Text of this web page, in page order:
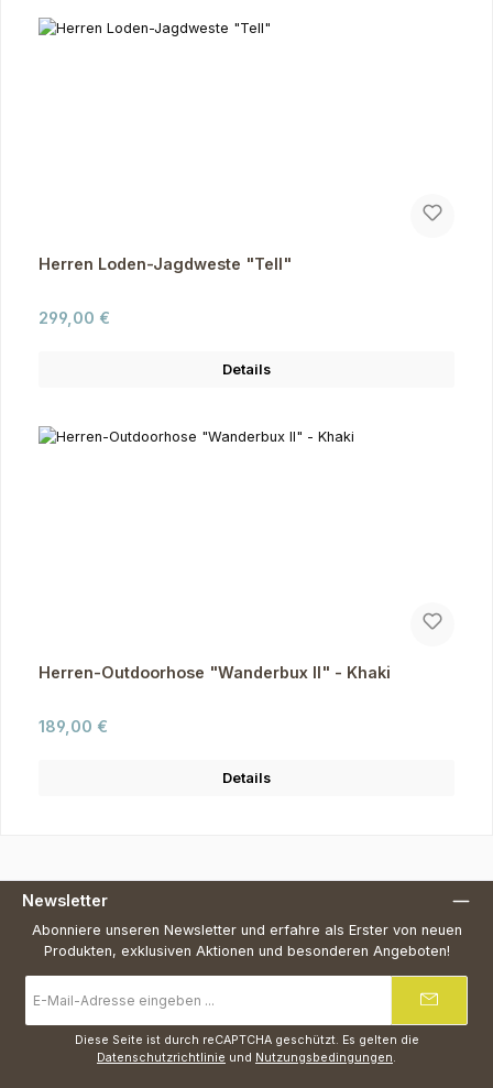
Herren Loden-Jagdweste "Tell"
Regulärer Preis:
299,00 €
Details
Herren-Outdoorhose "Wanderbux II" - Khaki
Regulärer Preis:
189,00 €
Details
Newsletter
Abonniere unseren Newsletter und erfahre als Erster von neuen
Produkten, exklusiven Aktionen und besonderen Angeboten!
Mail-
Adresse
Diese Seite ist durch reCAPTCHA geschützt. Es gelten die
Datenschutzrichtlinie und Nutzungsbedingungen.